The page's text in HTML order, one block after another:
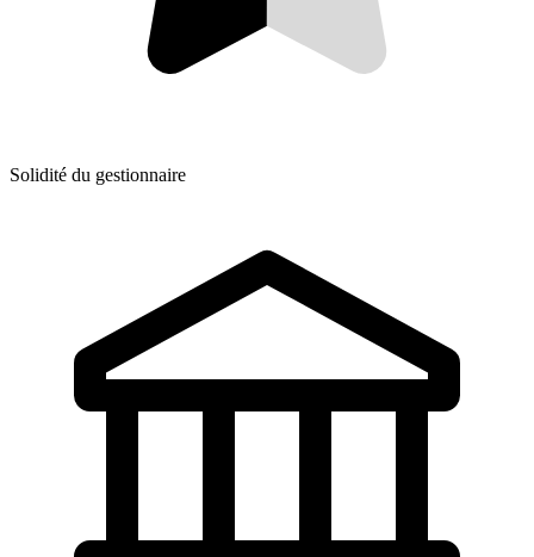
Solidité du gestionnaire